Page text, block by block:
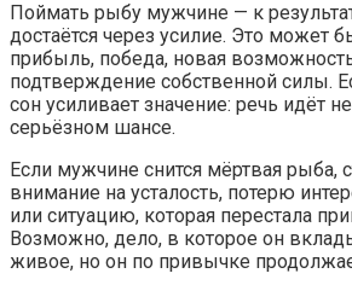
Поймать рыбу мужчине — к
достаётся через усилие. Это может
прибыль, победа, новая
подтверждение собственной силы.
сон усиливает значение: речь идёт
серьёзном шансе.
Если мужчине снится мёртвая рыба,
внимание на усталость, потерю
или ситуацию, которая перестала
Возможно, дело, в которое он
живое, но он по привычке